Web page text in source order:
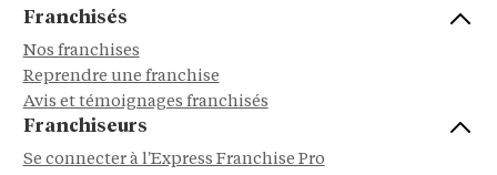
Franchisés
Nos franchises
Reprendre une franchise
Avis et témoignages franchisés
Franchiseurs
Se connecter à l'Express Franchise Pro